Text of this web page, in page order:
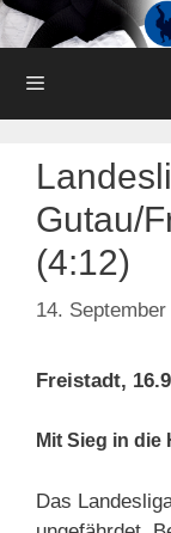
Skip
to
content
Gutau/
(4:12)
14. September
Freistadt,
Mit Sieg in
Das